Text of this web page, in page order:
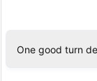
One good turn